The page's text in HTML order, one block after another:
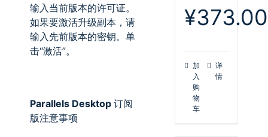
输入当前版本的许可证。
如果要激活升级副本，请
输入先前版本的密钥。单
击“激活”。
Parallels Desktop 订阅
版注意事项
原
价
¥373.00
加
入
购
物
车
详
情